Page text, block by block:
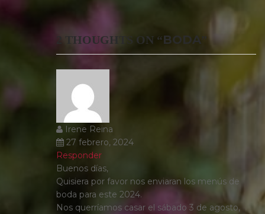
2 THOUGHTS ON “BODA”
Irene Reina
27 febrero, 2024
Responder
Buenos días,
Quisiera por favor nos enviaran los menús de
boda para este 2024.
Nos querríamos casar el sábado 3 de agosto,